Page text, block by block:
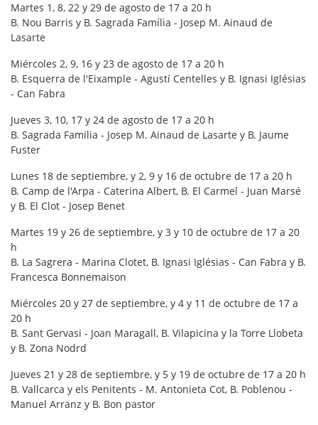
Martes 1, 8, 22 y 29 de agosto de 17 a 20 h
B. Nou Barris y B. Sagrada Família - Josep M. Ainaud de
Lasarte
Miércoles 2, 9, 16 y 23 de agosto de 17 a 20 h
B. Esquerra de l'Eixample - Agustí Centelles y B. Ignasi Iglésias
- Can Fabra
Jueves 3, 10, 17 y 24 de agosto de 17 a 20 h
B. Sagrada Familia - Josep M. Ainaud de Lasarte y B. Jaume
Fuster
Lunes 18 de septiembre, y 2, 9 y 16 de octubre de 17 a 20 h
B. Camp de l'Arpa - Caterina Albert, B. El Carmel - Juan Marsé
y B. El Clot - Josep Benet
Martes 19 y 26 de septiembre, y 3 y 10 de octubre de 17 a 20
h
B. La Sagrera - Marina Clotet, B. Ignasi Iglésias - Can Fabra y B.
Francesca Bonnemaison
Miércoles 20 y 27 de septiembre, y 4 y 11 de octubre de 17 a
20 h
B. Sant Gervasi - Joan Maragall, B. Vilapicina y la Torre Llobeta
y B. Zona Nodrd
Jueves 21 y 28 de septiembre, y 5 y 19 de octubre de 17 a 20 h
B. Vallcarca y els Penitents - M. Antonieta Cot, B. Poblenou -
Manuel Arranz y B. Bon pastor